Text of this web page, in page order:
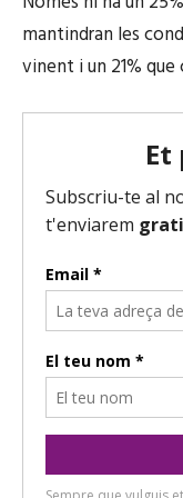
mantindran les
vinent i un 21%